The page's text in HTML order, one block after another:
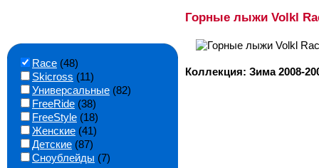
Race (48)
Skicross (11)
Универсальные (82)
FreeRide (38)
FreeStyle (18)
Женские (41)
Детские (87)
Сноублейды (7)
Горные лыжи Volkl
Коллекция: Зима 2008-